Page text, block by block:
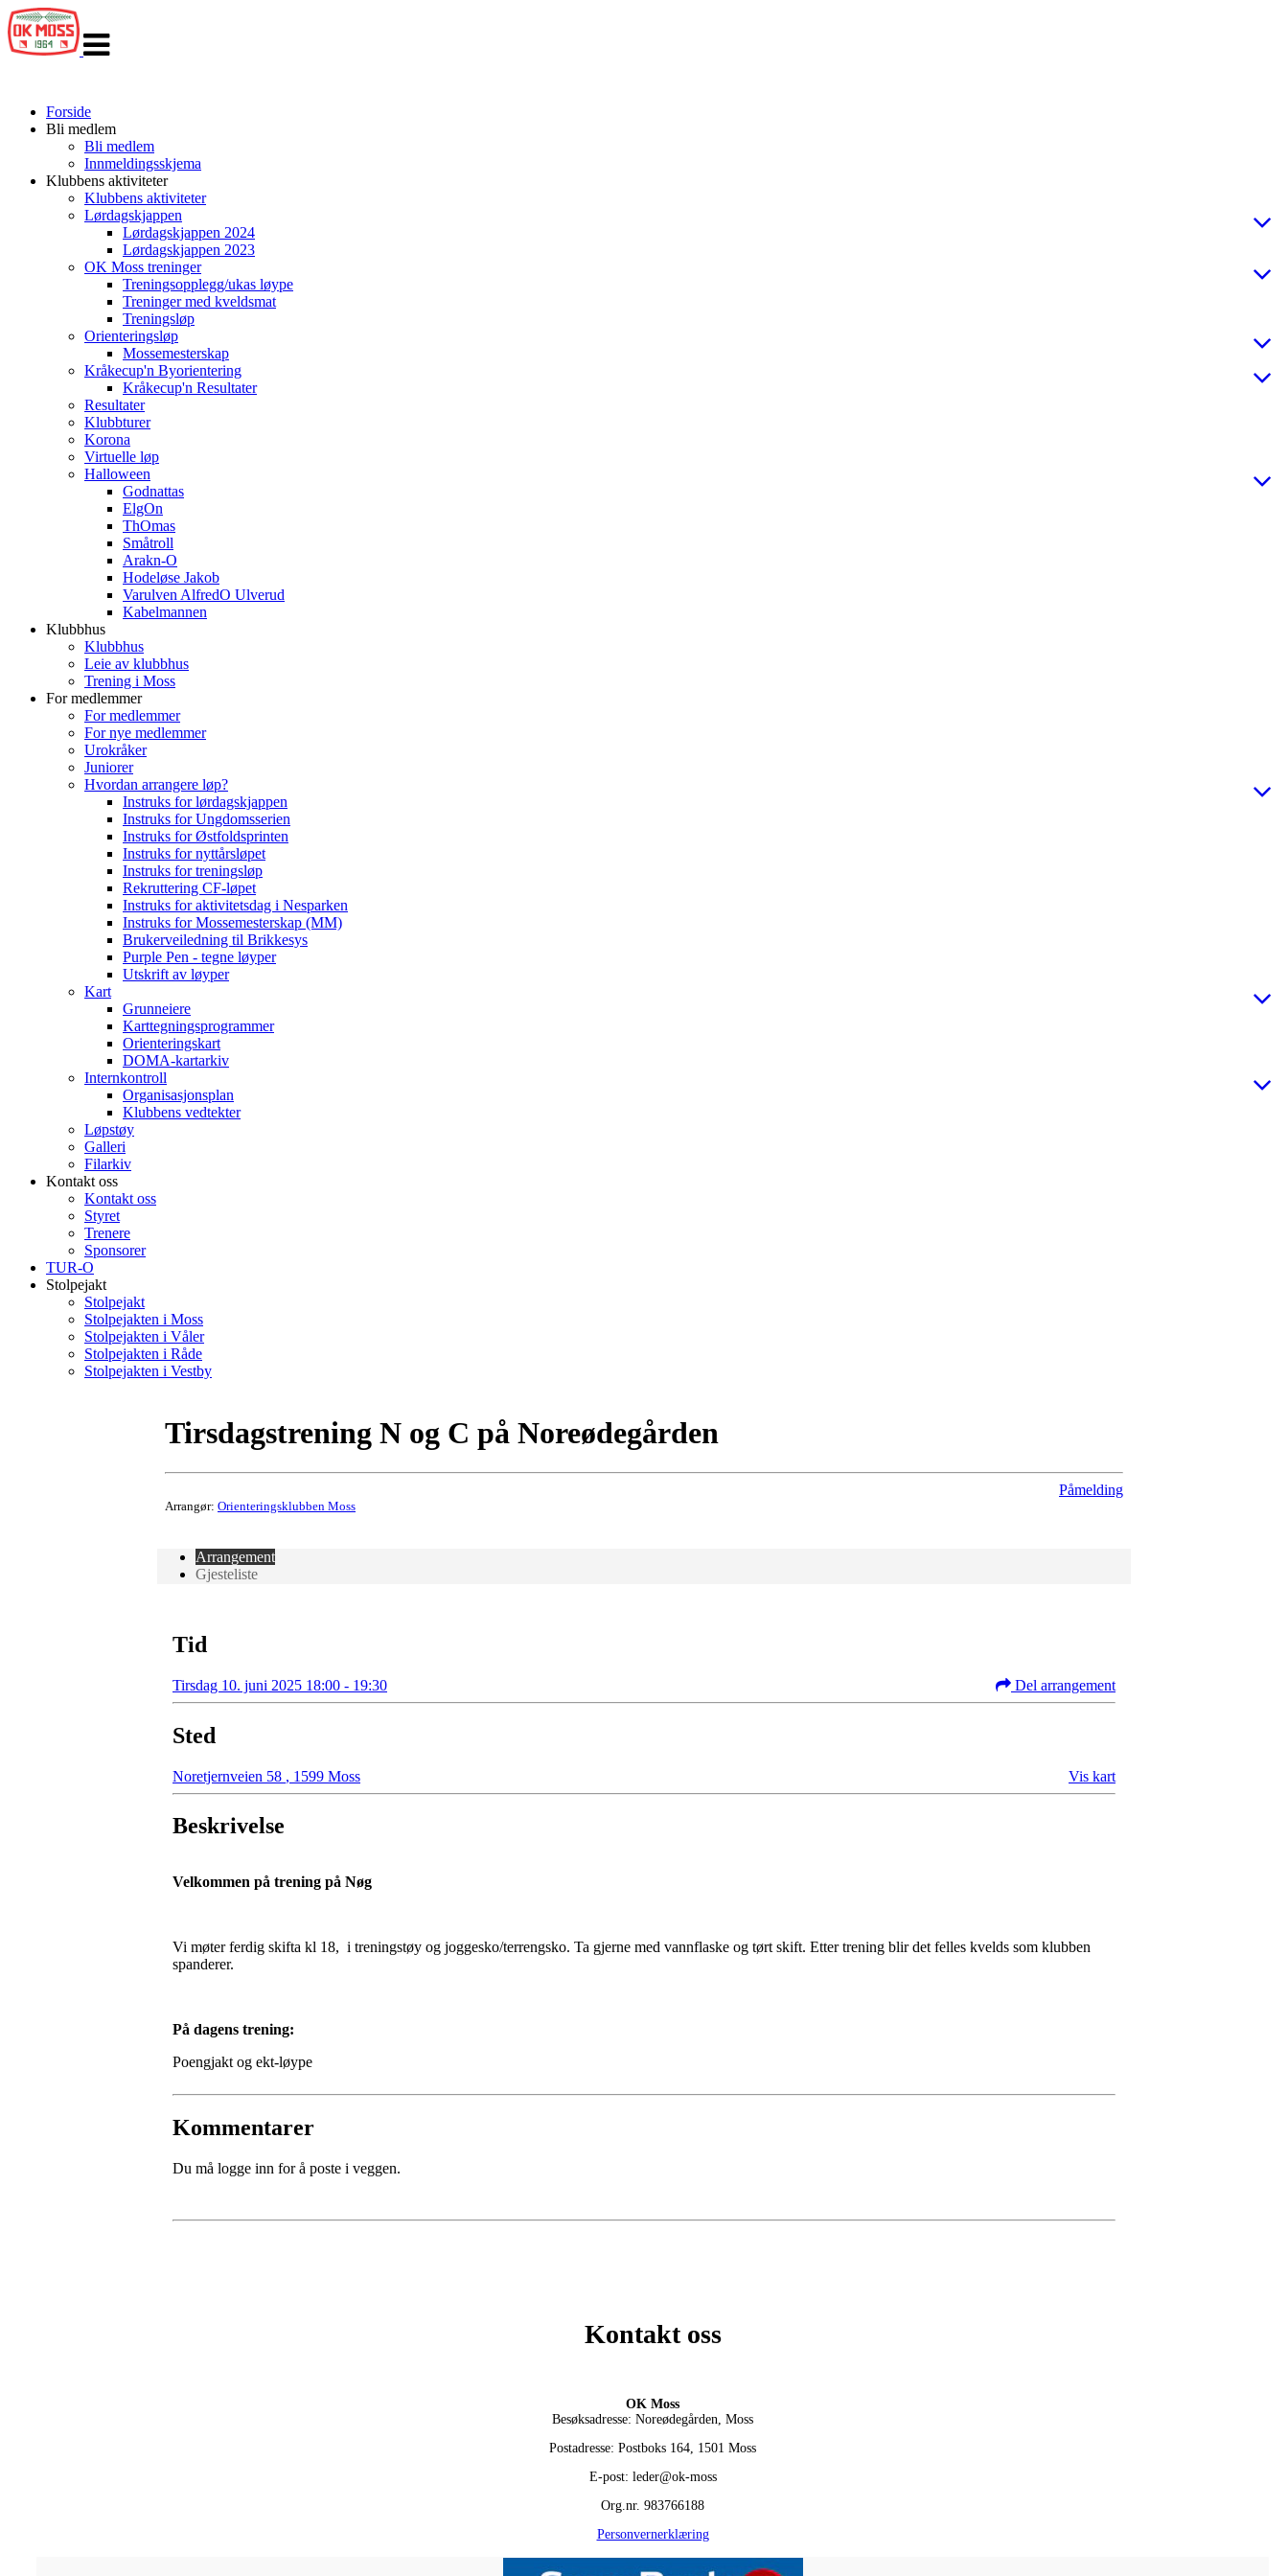
navigasjon
Forside
Bli medlem
Bli medlem
Innmeldingsskjema
Klubbens aktiviteter
Klubbens aktiviteter
Lørdagskjappen
Lørdagskjappen 2024
Lørdagskjappen 2023
OK Moss treninger
Treningsopplegg/ukas løype
Treninger med kveldsmat
Treningsløp
Orienteringsløp
Mossemesterskap
Kråkecup'n Byorientering
Kråkecup'n Resultater
Resultater
Klubbturer
Korona
Virtuelle løp
Halloween
Godnattas
ElgOn
ThOmas
Småtroll
Arakn-O
Hodeløse Jakob
Varulven AlfredO Ulverud
Kabelmannen
Klubbhus
Klubbhus
Leie av klubbhus
Trening i Moss
For medlemmer
For medlemmer
For nye medlemmer
Urokråker
Juniorer
Hvordan arrangere løp?
Instruks for lørdagskjappen
Instruks for Ungdomsserien
Instruks for Østfoldsprinten
Instruks for nyttårsløpet
Instruks for treningsløp
Rekruttering CF-løpet
Instruks for aktivitetsdag i Nesparken
Instruks for Mossemesterskap (MM)
Brukerveiledning til Brikkesys
Purple Pen - tegne løyper
Utskrift av løyper
Kart
Grunneiere
Karttegningsprogrammer
Orienteringskart
DOMA-kartarkiv
Internkontroll
Organisasjonsplan
Klubbens vedtekter
Løpstøy
Galleri
Filarkiv
Kontakt oss
Kontakt oss
Styret
Trenere
Sponsorer
TUR-O
Stolpejakt
Stolpejakt
Stolpejakten i Moss
Stolpejakten i Våler
Stolpejakten i Råde
Stolpejakten i Vestby
Tirsdagstrening N og C på Noreødegården
Arrangør: Orienteringsklubben Moss
Påmelding
Arrangement
Gjesteliste
Tid
Tirsdag 10. juni 2025 18:00 - 19:30 Del arrangement
Sted
Noretjernveien 58 , 1599 Moss Vis kart
Beskrivelse
Velkommen på trening på Nøg
Vi møter ferdig skifta kl 18, i treningstøy og joggesko/terrengsko. Ta gjerne med vannflaske og tørt skift. Etter trening blir det felles kvelds som klubben
spanderer.
På dagens trening:
Poengjakt og ekt-løype
Kommentarer
Du må logge inn for å poste i veggen.
Kontakt oss
OK Moss
Besøksadresse: Noreødegården, Moss
Postadresse: Postboks 164, 1501 Moss
E-post: leder@ok-moss
Org.nr. 983766188
Personvernerklæring